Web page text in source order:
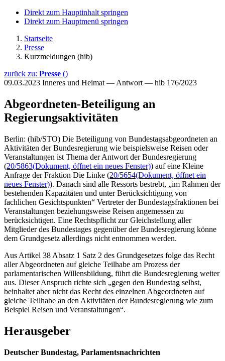
Direkt zum Hauptinhalt springen
Direkt zum Hauptmenü springen
Startseite
Presse
Kurzmeldungen (hib)
zurück zu: Presse ()
09.03.2023 Inneres und Heimat — Antwort — hib 176/2023
Abgeordneten-Beteiligung an
Regierungsaktivitäten
Berlin: (hib/STO) Die Beteiligung von Bundestagsabgeordneten an
Aktivitäten der Bundesregierung wie beispielsweise Reisen oder
Veranstaltungen ist Thema der Antwort der Bundesregierung
(20/5863(Dokument, öffnet ein neues Fenster)) auf eine Kleine
Anfrage der Fraktion Die Linke (20/5654(Dokument, öffnet ein
neues Fenster)). Danach sind alle Ressorts bestrebt, „im Rahmen der
bestehenden Kapazitäten und unter Berücksichtigung von
fachlichen Gesichtspunkten“ Vertreter der Bundestagsfraktionen bei
Veranstaltungen beziehungsweise Reisen angemessen zu
berücksichtigen. Eine Rechtspflicht zur Gleichstellung aller
Mitglieder des Bundestages gegenüber der Bundesregierung könne
dem Grundgesetz allerdings nicht entnommen werden.
Aus Artikel 38 Absatz 1 Satz 2 des Grundgesetzes folge das Recht
aller Abgeordneten auf gleiche Teilhabe am Prozess der
parlamentarischen Willensbildung, führt die Bundesregierung weiter
aus. Dieser Anspruch richte sich „gegen den Bundestag selbst,
beinhaltet aber nicht das Recht des einzelnen Abgeordneten auf
gleiche Teilhabe an den Aktivitäten der Bundesregierung wie zum
Beispiel Reisen und Veranstaltungen“.
Herausgeber
Deutscher Bundestag, Parlamentsnachrichten